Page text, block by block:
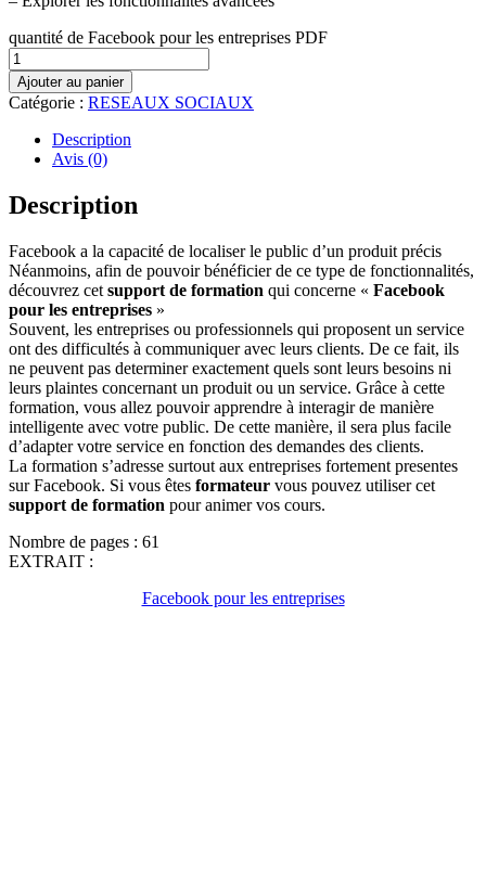
quantité de Facebook pour les entreprises PDF
Ajouter au panier
Catégorie : RESEAUX SOCIAUX
Description
Avis (0)
Description
Facebook a la capacité de localiser le public d’un produit précis
Néanmoins, afin de pouvoir bénéficier de ce type de fonctionnalités,
découvrez cet support de formation qui concerne « Facebook
pour les entreprises »
Souvent, les entreprises ou professionnels qui proposent un service
ont des difficultés à communiquer avec leurs clients. De ce fait, ils
ne peuvent pas determiner exactement quels sont leurs besoins ni
leurs plaintes concernant un produit ou un service. Grâce à cette
formation, vous allez pouvoir apprendre à interagir de manière
intelligente avec votre public. De cette manière, il sera plus facile
d’adapter votre service en fonction des demandes des clients.
La formation s’adresse surtout aux entreprises fortement presentes
sur Facebook. Si vous êtes formateur vous pouvez utiliser cet
support de formation pour animer vos cours.
Nombre de pages : 61
EXTRAIT :
Facebook pour les entreprises